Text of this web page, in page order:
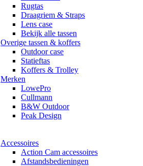
Rugtas
Draagriem & Straps
Lens case
Bekijk alle tassen
Overige tassen & koffers
Outdoor case
Statieftas
Koffers & Trolley
Merken
LowePro
Cullmann
B&W Outdoor
Peak Design
Accessoires
Action Cam accessoires
Afstandsbedieningen